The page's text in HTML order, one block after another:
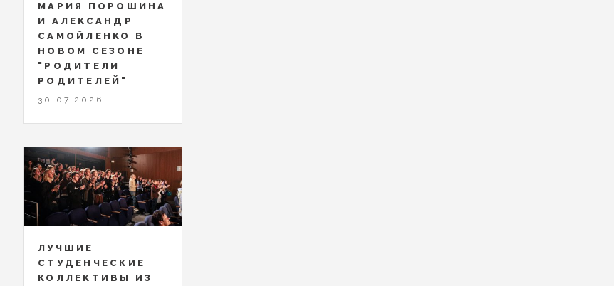
МАРИЯ ПОРОШИНА
И АЛЕКСАНДР
САМОЙЛЕНКО В
НОВОМ СЕЗОНЕ
"РОДИТЕЛИ
РОДИТЕЛЕЙ"
30.07.2026
ЛУЧШИЕ
СТУДЕНЧЕСКИЕ
КОЛЛЕКТИВЫ ИЗ